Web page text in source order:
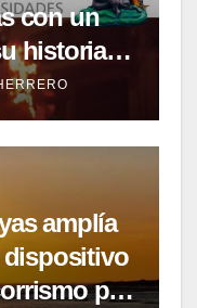
con un
historia
amplía
dispositivo
por